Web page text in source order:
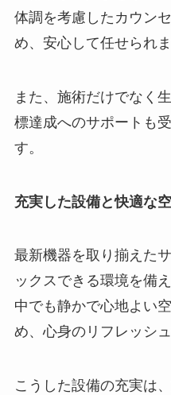
体調を考慮したカウン
め、安心して任せられま
また、施術だけでなく
標達成へのサポートも
す。
充実した設備と快適な
最新機器を取り揃えた
ックスできる環境を備
中でも静かで心地よい
め、心身のリフレッシ
こうした設備の充実は